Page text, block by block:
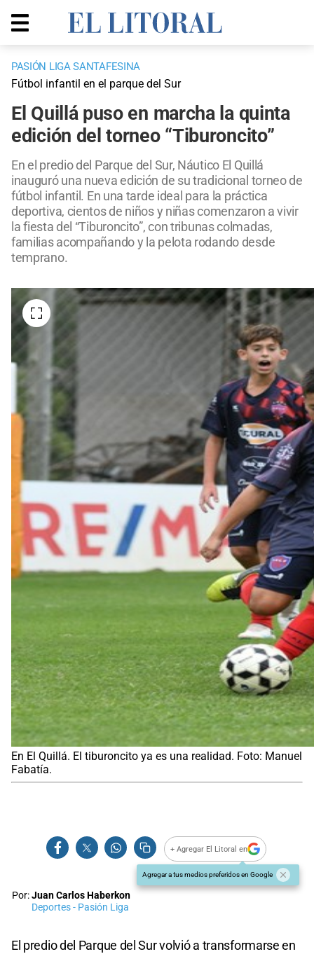
PASIÓN LIGA SANTAFESINA
Fútbol infantil en el parque del Sur
El Quillá puso en marcha la quinta
edición del torneo “Tiburoncito”
En el predio del Parque del Sur, Náutico El Quillá
inauguró una nueva edición de su tradicional torneo de
fútbol infantil. En una tarde ideal para la práctica
deportiva, cientos de niños y niñas comenzaron a vivir
la fiesta del “Tiburoncito”, con tribunas colmadas,
familias acompañando y la pelota rodando desde
temprano.
En El Quillá. El tiburoncito ya es una realidad. Foto: Manuel
Fabatía.
+ Agregar El Litoral en
Agregar a tus medios preferidos en Google
Por:Juan Carlos Haberkon
Deportes - Pasión Liga
El predio del Parque del Sur volvió a transformarse en